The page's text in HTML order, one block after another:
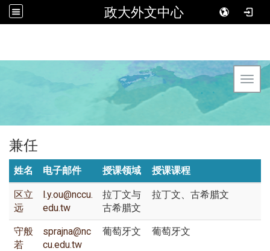
政大外文中心
兼任
姓名 电子邮件 授课领域 授课课程
区立
远
l.y.ou@nccu.
edu.tw
拉丁文与
古希腊文
拉丁文、古希腊文
守般
若
sprajna@nc
cu.edu.tw
葡萄牙文 葡萄牙文